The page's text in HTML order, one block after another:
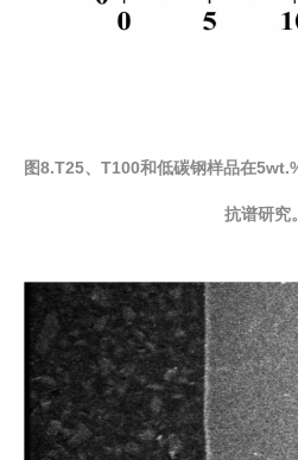
图8.T25、T100和低碳钢样品在
抗谱研究。